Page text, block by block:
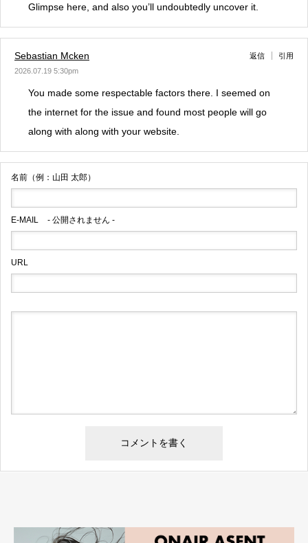
Glimpse here, and also you’ll undoubtedly uncover it.
Sebastian Mcken
2026.07.19 5:30pm
返信 引用
You made some respectable factors there. I seemed on
the internet for the issue and found most people will go
along with along with your website.
名前（例：山田 太郎）
E-MAIL - 公開されません -
URL